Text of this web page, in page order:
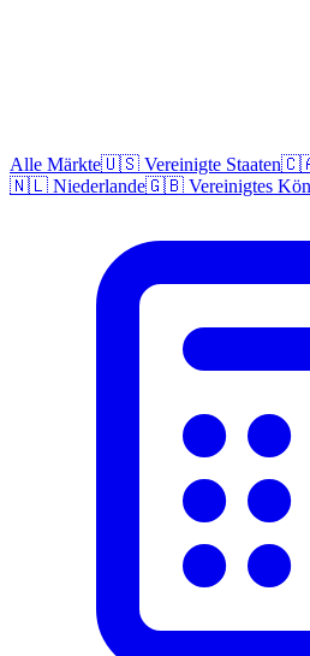
Alle Märkte🇺🇸 Vereinigte Staaten🇨🇦
🇳🇱 Niederlande🇬🇧 Vereinigtes